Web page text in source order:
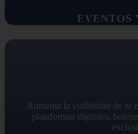
EVENTOS
Aumenta la visibilidad de tu
plataformas digitales,